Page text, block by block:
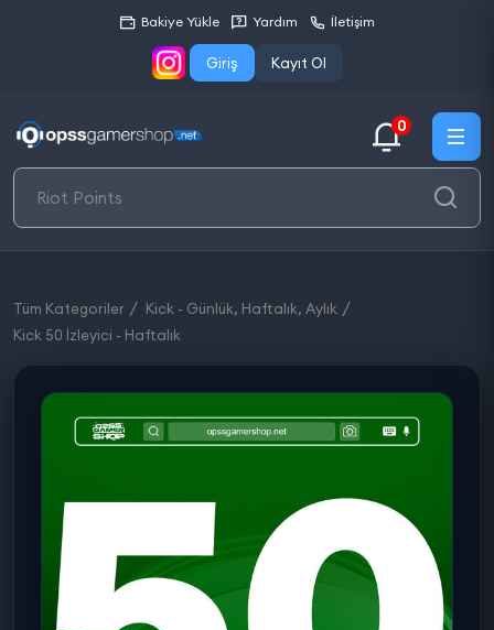
Bakiye Yükle Yardım İletişim
Giriş Kayıt Ol
0
Tüm Kategoriler
Kick - Günlük, Haftalık, Aylık
Kick 50 İzleyici - Haftalık